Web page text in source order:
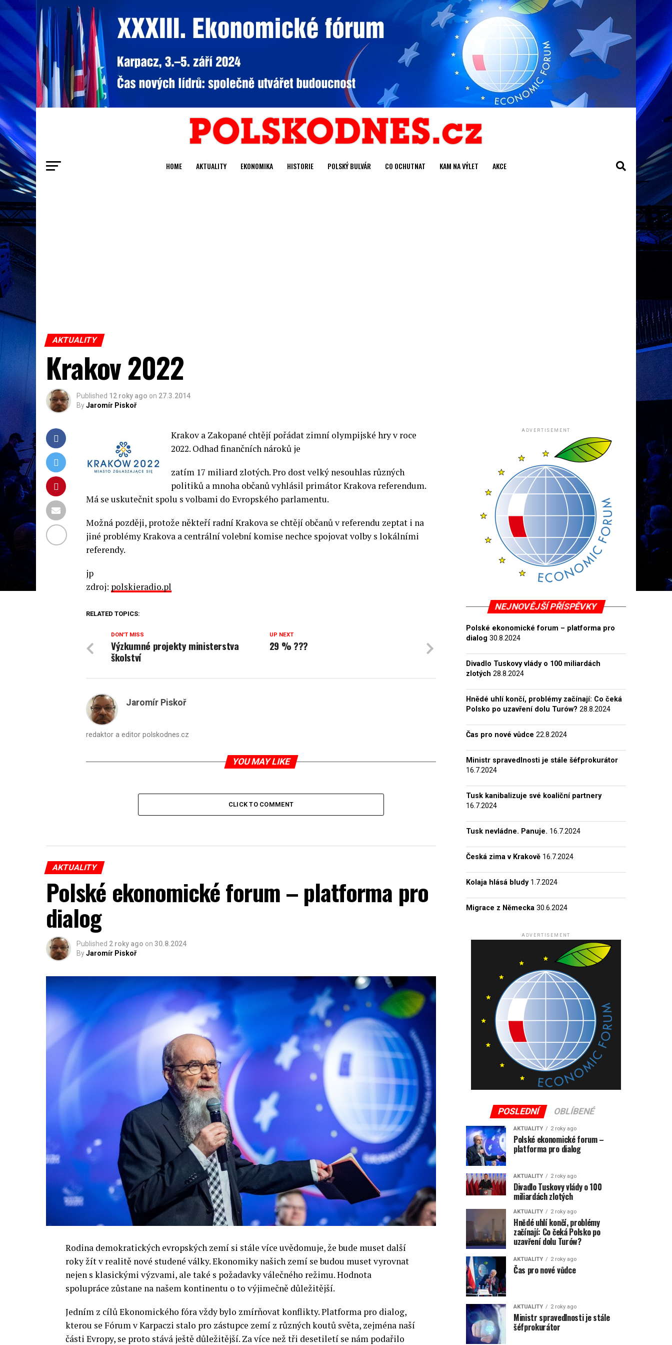
HOME AKTUALITY EKONOMIKA HISTORIE POLSKÝ BULVÁR CO OCHUTNAT KAM NA VÝLET AKCE
AKTUALITY
Krakov 2022
Published 12 roky ago on 27.3.2014
ByJaromír Piskoř
Krakov a Zakopané chtějí pořádat zimní olympijské hry v roce
2022. Odhad finančních nároků je
zatím 17 miliard zlotých. Pro dost velký nesouhlas různých
politiků a mnoha občanů vyhlásil primátor Krakova referendum.
Má se uskutečnit spolu s volbami do Evropského parlamentu.
Možná později, protože někteří radní Krakova se chtějí občanů v referendu zeptat i na
jiné problémy Krakova a centrální volební komise nechce spojovat volby s lokálními
referendy.
jp
zdroj: polskieradio.pl
RELATED TOPICS:
UP NEXT
29 % ???
DON'T MISS
Výzkumné projekty ministerstva
školství
Jaromír Piskoř
redaktor a editor polskodnes.cz
YOU MAY LIKE
CLICK TO COMMENT
AKTUALITY
Polské ekonomické forum – platforma pro
dialog
Published 2 roky ago on 30.8.2024
ByJaromír Piskoř
Rodina demokratických evropských zemí si stále více uvědomuje, že bude muset další
roky žít v realitě nové studené války. Ekonomiky našich zemí se budou muset vyrovnat
nejen s klasickými výzvami, ale také s požadavky válečného režimu. Hodnota
spolupráce zůstane na našem kontinentu o to výjimečně důležitější.
Jedním z cílů Ekonomického fóra vždy bylo zmírňovat konflikty. Platforma pro dialog,
kterou se Fórum v Karpaczi stalo pro zástupce zemí z různých koutů světa, zejména naší
části Evropy, se proto stává ještě důležitější. Za více než tři desetiletí se nám podařilo
ADVERTISEMENT
NEJNOVĚJŠÍ PŘÍSPĚVKY
Polské ekonomické forum – platforma pro
dialog 30.8.2024
Divadlo Tuskovy vlády o 100 miliardách
zlotých 28.8.2024
Hnědé uhlí končí, problémy začínají: Co čeká
Polsko po uzavření dolu Turów? 28.8.2024
Čas pro nové vůdce 22.8.2024
Ministr spravedlnosti je stále šéfprokurátor
16.7.2024
Tusk kanibalizuje své koaliční partnery
16.7.2024
Tusk nevládne. Panuje. 16.7.2024
Česká zima v Krakově 16.7.2024
Kolaja hlásá bludy 1.7.2024
Migrace z Německa 30.6.2024
ADVERTISEMENT
POSLEDNÍ OBLÍBENÉ
AKTUALITY 2 roky ago
Polské ekonomické forum –
platforma pro dialog
AKTUALITY 2 roky ago
Divadlo Tuskovy vlády o 100
miliardách zlotých
AKTUALITY 2 roky ago
Hnědé uhlí končí, problémy
začínají: Co čeká Polsko po
uzavření dolu Turów?
AKTUALITY 2 roky ago
Čas pro nové vůdce
AKTUALITY 2 roky ago
Ministr spravedlnosti je stále
šéfprokurátor